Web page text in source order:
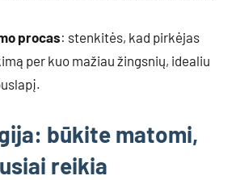
procas: stenkitės, kad pirkėjas
per kuo mažiau žingsnių, idealiu
būkite matomi,
reikia